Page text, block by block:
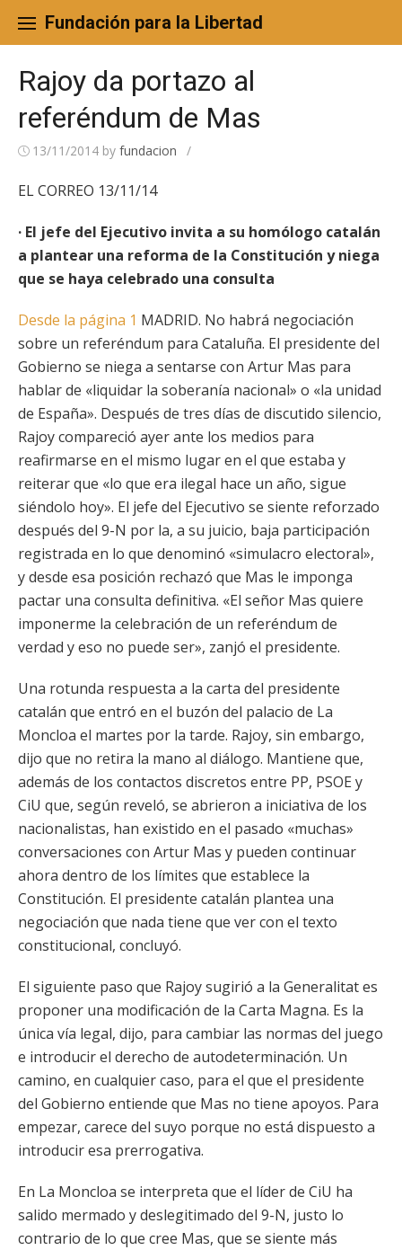
content
Fundación para la Libertad
Rajoy da portazo al
referéndum de Mas
13/11/2014 by fundacion /
EL CORREO 13/11/14
· El jefe del Ejecutivo invita a su homólogo catalán
a plantear una reforma de la Constitución y niega
que se haya celebrado una consulta
Desde la página 1 MADRID. No habrá negociación
sobre un referéndum para Cataluña. El presidente del
Gobierno se niega a sentarse con Artur Mas para
hablar de «liquidar la soberanía nacional» o «la unidad
de España». Después de tres días de discutido silencio,
Rajoy compareció ayer ante los medios para
reafirmarse en el mismo lugar en el que estaba y
reiterar que «lo que era ilegal hace un año, sigue
siéndolo hoy». El jefe del Ejecutivo se siente reforzado
después del 9-N por la, a su juicio, baja participación
registrada en lo que denominó «simulacro electoral»,
y desde esa posición rechazó que Mas le imponga
pactar una consulta definitiva. «El señor Mas quiere
imponerme la celebración de un referéndum de
verdad y eso no puede ser», zanjó el presidente.
Una rotunda respuesta a la carta del presidente
catalán que entró en el buzón del palacio de La
Moncloa el martes por la tarde. Rajoy, sin embargo,
dijo que no retira la mano al diálogo. Mantiene que,
además de los contactos discretos entre PP, PSOE y
CiU que, según reveló, se abrieron a iniciativa de los
nacionalistas, han existido en el pasado «muchas»
conversaciones con Artur Mas y pueden continuar
ahora dentro de los límites que establece la
Constitución. El presidente catalán plantea una
negociación que nada tiene que ver con el texto
constitucional, concluyó.
El siguiente paso que Rajoy sugirió a la Generalitat es
proponer una modificación de la Carta Magna. Es la
única vía legal, dijo, para cambiar las normas del juego
e introducir el derecho de autodeterminación. Un
camino, en cualquier caso, para el que el presidente
del Gobierno entiende que Mas no tiene apoyos. Para
empezar, carece del suyo porque no está dispuesto a
introducir esa prerrogativa.
En La Moncloa se interpreta que el líder de CiU ha
salido mermado y deslegitimado del 9-N, justo lo
contrario de lo que cree Mas, que se siente más